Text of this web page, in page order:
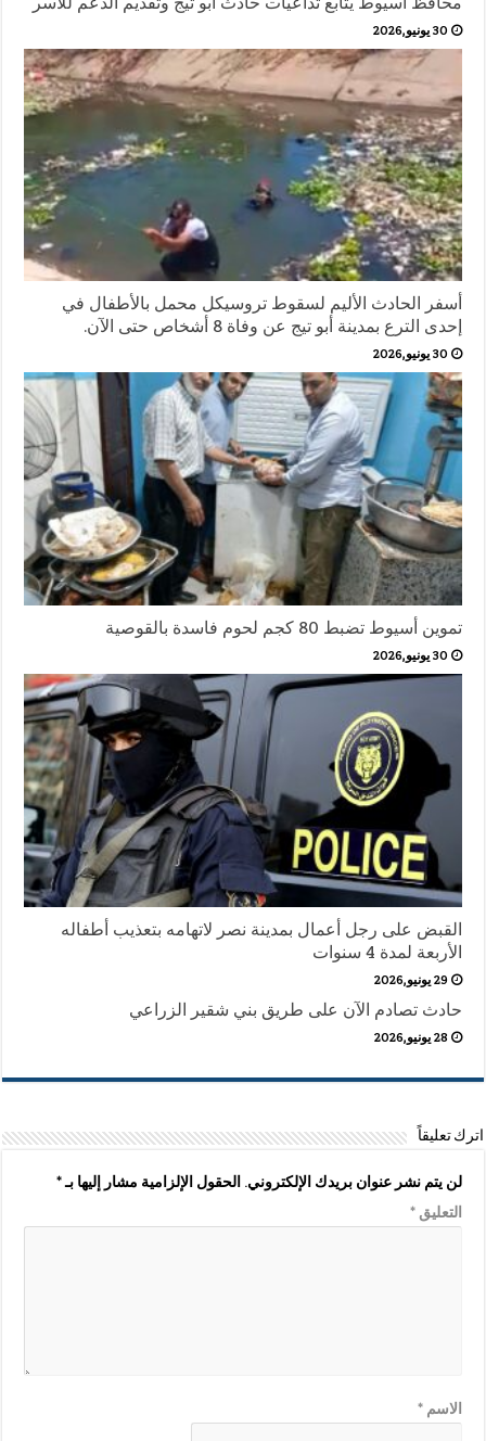
30 يونيو,2026
أسفر الحادث الأليم لسقوط تروسيكل محمل بالأطفال في
إحدى الترع بمدينة أبو تيج عن وفاة 8 أشخاص حتى الآن.
30 يونيو,2026
تموين أسيوط تضبط 80 كجم لحوم فاسدة بالقوصية
30 يونيو,2026
القبض على رجل أعمال بمدينة نصر لاتهامه بتعذيب أطفاله
الأربعة لمدة 4 سنوات
29 يونيو,2026
حادث تصادم الآن على طريق بني شقير الزراعي
28 يونيو,2026
اترك تعليقاً
لن يتم نشر عنوان بريدك الإلكتروني. الحقول الإلزامية مشار إليها بـ*
التعليق*
الاسم*